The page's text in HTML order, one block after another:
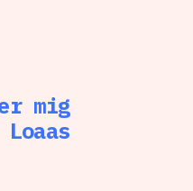
mig